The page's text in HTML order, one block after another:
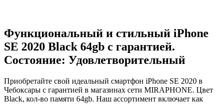
Функциональный и стильный iPhone
SE 2020 Black 64gb с гарантией.
Состояние: Удовлетворительный
Приобретайте свой идеальный смартфон iPhone SE 2020 в
Чебоксары с гарантией в магазинах сети MIRAPHONE. Цвет
Black, кол-во памяти 64gb. Наш ассортимент включает как